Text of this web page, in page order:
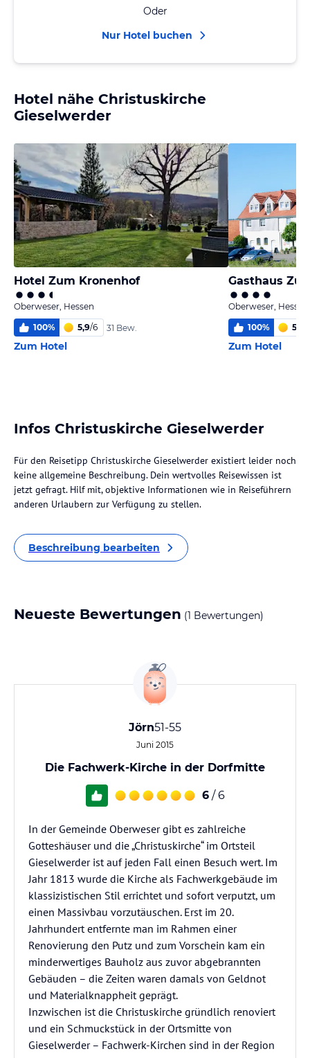
Oder
Nur Hotel buchen
Hotel nähe Christuskirche
Gieselwerder
Hotel Zum Kronenhof
Oberweser, Hessen
100% 5,9/6 31 Bew.
Zum Hotel
Gasthaus
Oberweser, Hessen
100% 5,6
Zum Hotel
Infos Christuskirche Gieselwerder
Für den Reisetipp Christuskirche Gieselwerder existiert leider noch
keine allgemeine Beschreibung. Dein wertvolles Reisewissen ist
jetzt gefragt. Hilf mit, objektive Informationen wie in Reiseführern
anderen Urlaubern zur Verfügung zu stellen.
Beschreibung bearbeiten
Neueste Bewertungen (1 Bewertungen)
Jörn51-55
Juni 2015
Die Fachwerk-Kirche in der Dorfmitte
6 / 6
In der Gemeinde Oberweser gibt es zahlreiche
Gotteshäuser und die „Christuskirche“ im Ortsteil
Gieselwerder ist auf jeden Fall einen Besuch wert. Im
Jahr 1813 wurde die Kirche als Fachwerkgebäude im
klassizistischen Stil errichtet und sofort verputzt, um
einen Massivbau vorzutäuschen. Erst im 20.
Jahrhundert entfernte man im Rahmen einer
Renovierung den Putz und zum Vorschein kam ein
minderwertiges Bauholz aus zuvor abgebrannten
Gebäuden – die Zeiten waren damals von Geldnot
und Materialknappheit geprägt.
Inzwischen ist die Christuskirche gründlich renoviert
und ein Schmuckstück in der Ortsmitte von
Gieselwerder – Fachwerk-Kirchen sind in der Region